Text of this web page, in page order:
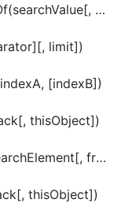
JavaScript(JS) string.lastIndexOf(searchValue[, fromIndex])
limit])
[indexB])
thisObject])
JavaScript(JS) array.indexOf(searchElement[, fromIndex])
thisObject])